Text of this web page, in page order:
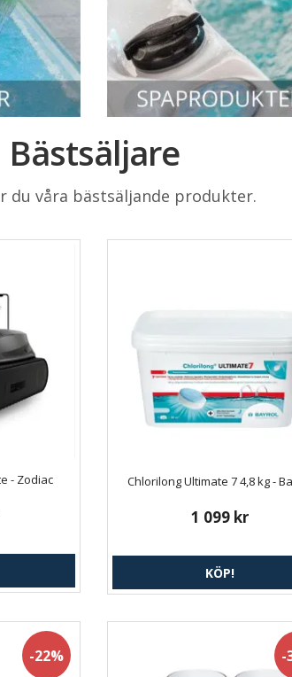
Bästsäljare
du våra bästsäljande produkter.
- Zodiac Chlorilong Ultimate 7 4,8 kg -
1 099 kr
KÖP!
-22% -